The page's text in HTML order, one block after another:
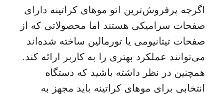
اگرچه پرفروش‌ترین اتو موهای کراتینه دارای
صفحات سرامیکی هستند اما محصولاتی که از
صفحات تیتانیومی یا تورمالین ساخته شده‌اند
می‌توانند عملکرد بهتری را به کاربر ارائه کند.
همچنین در نظر داشته باشید که دستگاه
انتخابی برای موهای کراتینه باید مجهز به